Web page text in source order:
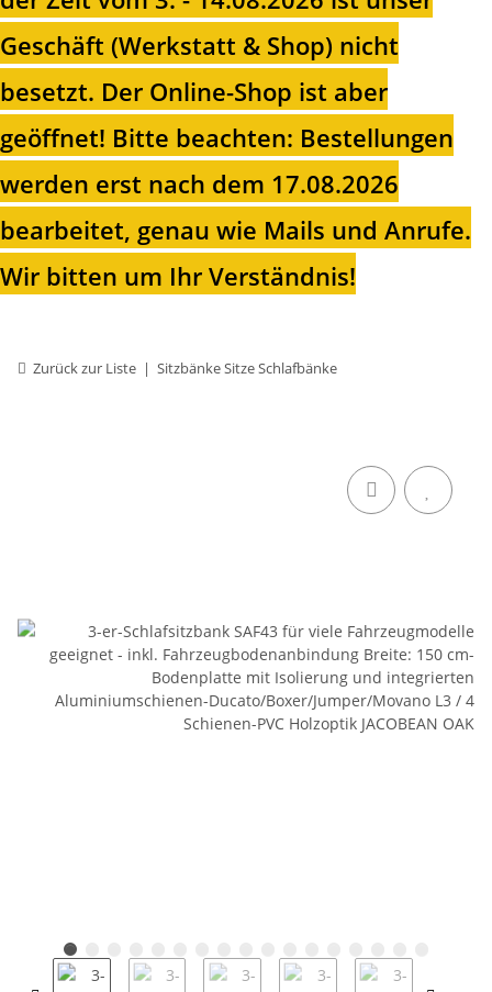
Geschäft (Werkstatt & Shop) nicht
besetzt. Der Online-Shop ist aber
geöffnet! Bitte beachten: Bestellungen
werden erst nach dem 17.08.2026
bearbeitet, genau wie Mails und Anrufe.
Wir bitten um Ihr Verständnis!
Zurück zur Liste Sitzbänke Sitze Schlafbänke